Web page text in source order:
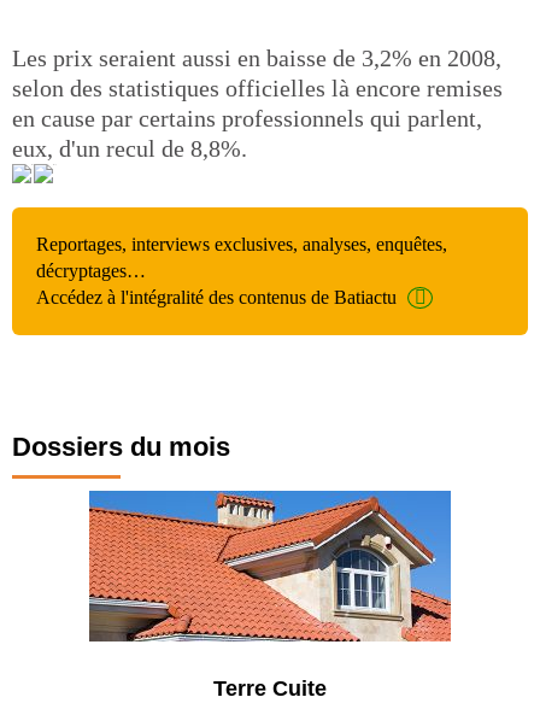
Les prix seraient aussi en baisse de 3,2% en 2008,
selon des statistiques officielles là encore remises
en cause par certains professionnels qui parlent,
eux, d'un recul de 8,8%.
Reportages, interviews exclusives, analyses, enquêtes,
décryptages…
Accédez à l'intégralité des contenus de Batiactu
Dossiers du mois
Terre Cuite